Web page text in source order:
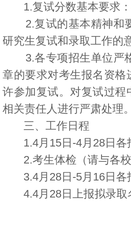
1.复试分数基本要求：
2.复试的基本精神和要
研究生复试和录取工作的
3.各专项招生单位严格
章的要求对考生报名资
许参加复试。对复试过
相关责任人进行严肃处理。
三、工作日程
1.4月15日-4月28日各
2.考生体检（请与各校
3.4月28日-5月16日各
4.4月28日上报拟录取
吉林大